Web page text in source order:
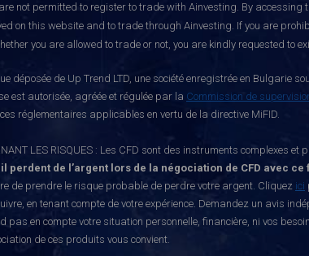
not permitted to register to trade with Ainvesting. By accessing
on this website and to trade through Ainvesting. If you are
you are allowed to trade or not, you are kindly requested to
déposée de Up Trend LTD, une société enregistrée en Bulgarie
est autorisée, agréée et régulée par la Commission de
réglementaires applicables en vertu de la directive MiFID.
LES RISQUES : Les CFD sont des instruments complexes
perdent de l’argent lors de la négociation de CFD avec
de prendre le risque probable de perdre votre argent. Cliquez ici
en tenant compte de votre expérience. Demandez un avis
pas en compte votre situation personnelle, financière, ni vos
de ces produits vous convient.